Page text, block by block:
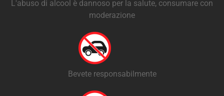
L'abuso di alcool è dannoso per la salute, consumare con
moderazione
Bevete responsabilmente